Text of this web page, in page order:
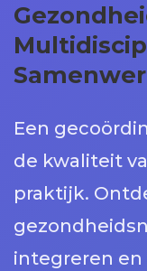
Een
de kwaliteit
praktijk.
integreren